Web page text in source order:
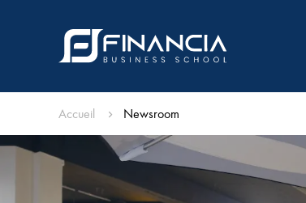
Accueil Newsroom